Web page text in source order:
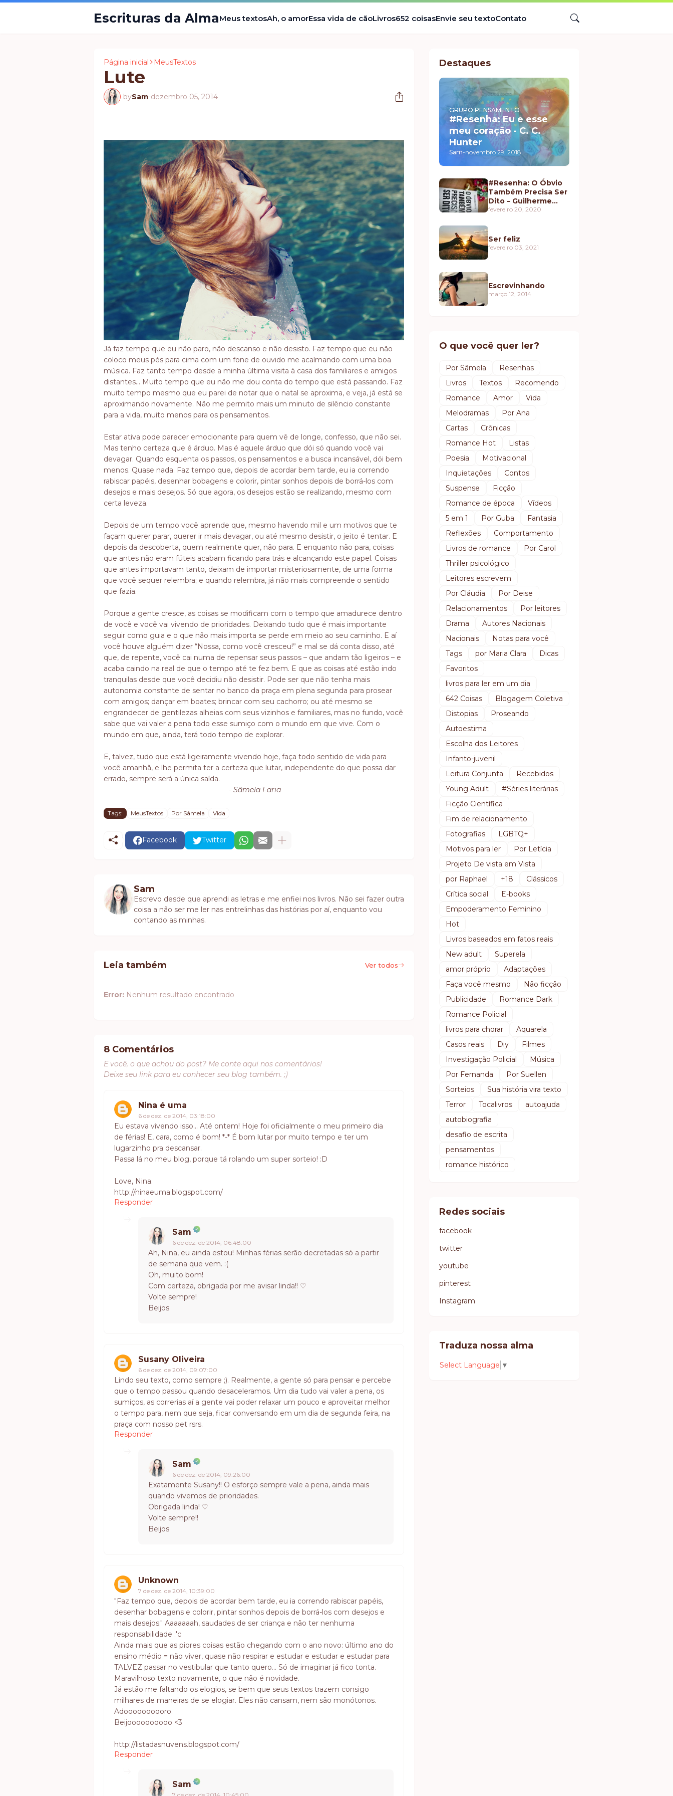
Escrituras da AlmaMeus textosAh, o amorEssa vida de cãoLivros652 coisasEnvie seu textoContato
Página inicial MeusTextos
Lute
bySam-dezembro 05, 2014
Já faz tempo que eu não paro, não descanso e não desisto. Faz tempo que eu não
coloco meus pés para cima com um fone de ouvido me acalmando com uma boa
música. Faz tanto tempo desde a minha última visita à casa dos familiares e amigos
distantes... Muito tempo que eu não me dou conta do tempo que está passando. Faz
muito tempo mesmo que eu parei de notar que o natal se aproxima, e veja, já está se
aproximando novamente. Não me permito mais um minuto de silêncio constante
para a vida, muito menos para os pensamentos.
Estar ativa pode parecer emocionante para quem vê de longe, confesso, que não sei.
Mas tenho certeza que é árduo. Mas é aquele árduo que dói só quando você vai
devagar. Quando esquenta os passos, os pensamentos e a busca incansável, dói bem
menos. Quase nada. Faz tempo que, depois de acordar bem tarde, eu ia correndo
rabiscar papéis, desenhar bobagens e colorir, pintar sonhos depois de borrá-los com
desejos e mais desejos. Só que agora, os desejos estão se realizando, mesmo com
certa leveza.
Depois de um tempo você aprende que, mesmo havendo mil e um motivos que te
façam querer parar, querer ir mais devagar, ou até mesmo desistir, o jeito é tentar. E
depois da descoberta, quem realmente quer, não para. E enquanto não para, coisas
que antes não eram fúteis acabam ficando para trás e alcançando este papel. Coisas
que antes importavam tanto, deixam de importar misteriosamente, de uma forma
que você sequer relembra; e quando relembra, já não mais compreende o sentido
que fazia.
Porque a gente cresce, as coisas se modificam com o tempo que amadurece dentro
de você e você vai vivendo de prioridades. Deixando tudo que é mais importante
seguir como guia e o que não mais importa se perde em meio ao seu caminho. E aí
você houve alguém dizer “Nossa, como você cresceu!” e mal se dá conta disso, até
que, de repente, você cai numa de repensar seus passos – que andam tão ligeiros – e
acaba caindo na real de que o tempo até te fez bem. E que as coisas até estão indo
tranquilas desde que você decidiu não desistir. Pode ser que não tenha mais
autonomia constante de sentar no banco da praça em plena segunda para prosear
com amigos; dançar em boates; brincar com seu cachorro; ou até mesmo se
engrandecer de gentilezas alheias com seus vizinhos e familiares, mas no fundo, você
sabe que vai valer a pena todo esse sumiço com o mundo em que vive. Com o
mundo em que, ainda, terá todo tempo de explorar.
E, talvez, tudo que está ligeiramente vivendo hoje, faça todo sentido de vida para
você amanhã, e lhe permita ter a certeza que lutar, independente do que possa dar
errado, sempre será a única saída.
- Sâmela Faria
Tags: MeusTextos Por Sâmela Vida
Facebook Twitter
Sam
Escrevo desde que aprendi as letras e me enfiei nos livros. Não sei fazer outra
coisa a não ser me ler nas entrelinhas das histórias por aí, enquanto vou
contando as minhas.
Leia também Ver todos
Error: Nenhum resultado encontrado
8 Comentários
E você, o que achou do post? Me conte aqui nos comentários!
Deixe seu link para eu conhecer seu blog também. ;)
Nina é uma
6 de dez. de 2014, 03:18:00
Eu estava vivendo isso... Até ontem! Hoje foi oficialmente o meu primeiro dia
de férias! E, cara, como é bom! *-* É bom lutar por muito tempo e ter um
lugarzinho pra descansar.
Passa lá no meu blog, porque tá rolando um super sorteio! :D
Love, Nina.
http://ninaeuma.blogspot.com/
Responder
Sam
6 de dez. de 2014, 06:48:00
Ah, Nina, eu ainda estou! Minhas férias serão decretadas só a partir
de semana que vem. :(
Oh, muito bom!
Com certeza, obrigada por me avisar linda!! ♡
Volte sempre!
Beijos
Susany Oliveira
6 de dez. de 2014, 09:07:00
Lindo seu texto, como sempre ;). Realmente, a gente só para pensar e percebe
que o tempo passou quando desaceleramos. Um dia tudo vai valer a pena, os
sumiços, as correrias aí a gente vai poder relaxar um pouco e aproveitar melhor
o tempo para, nem que seja, ficar conversando em um dia de segunda feira, na
praça com nosso pet rsrs.
Responder
Sam
6 de dez. de 2014, 09:26:00
Exatamente Susany!! O esforço sempre vale a pena, ainda mais
quando vivemos de prioridades.
Obrigada linda! ♡
Volte sempre!!
Beijos
Unknown
7 de dez. de 2014, 10:39:00
"Faz tempo que, depois de acordar bem tarde, eu ia correndo rabiscar papéis,
desenhar bobagens e colorir, pintar sonhos depois de borrá-los com desejos e
mais desejos." Aaaaaaah, saudades de ser criança e não ter nenhuma
responsabilidade :'c
Ainda mais que as piores coisas estão chegando com o ano novo: último ano do
ensino médio = não viver, quase não respirar e estudar e estudar e estudar para
TALVEZ passar no vestibular que tanto quero... Só de imaginar já fico tonta.
Maravilhoso texto novamente, o que não é novidade.
Já estão me faltando os elogios, se bem que seus textos trazem consigo
milhares de maneiras de se elogiar. Eles não cansam, nem são monótonos.
Adoooooooooro.
Beijoooooooooo <3
http://listadasnuvens.blogspot.com/
Responder
Sam
Destaques
GRUPO PENSAMENTO
#Resenha: Eu e esse
meu coração - C. C.
Hunter
Sam-novembro 29, 2018
#Resenha: O Óbvio
Também Precisa Ser
Dito – Guilherme
Pintto
fevereiro 20, 2020
Ser feliz
fevereiro 03, 2021
Escrevinhando
março 12, 2014
O que você quer ler?
Por Sâmela
Resenhas
Livros
Textos
Recomendo
Romance
Amor
Vida
Melodramas
Por Ana
Cartas
Crônicas
Romance Hot
Listas
Poesia
Motivacional
Inquietações
Contos
Suspense
Ficção
Romance de época
Vídeos
5 em 1
Por Guba
Fantasia
Reflexões
Comportamento
Livros de romance
Por Carol
Thriller psicológico
Leitores escrevem
Por Cláudia
Por Deise
Relacionamentos
Por leitores
Drama
Autores Nacionais
Nacionais
Notas para você
Tags
por Maria Clara
Dicas
Favoritos
livros para ler em um dia
642 Coisas
Blogagem Coletiva
Distopias
Proseando
Autoestima
Escolha dos Leitores
Infanto-juvenil
Leitura Conjunta
Recebidos
Young Adult
#Séries literárias
Ficção Científica
Fim de relacionamento
Fotografias
LGBTQ+
Motivos para ler
Por Letícia
Projeto De vista em Vista
por Raphael
+18
Clássicos
Crítica social
E-books
Empoderamento Feminino
Hot
Livros baseados em fatos reais
New adult
Superela
amor próprio
Adaptações
Faça você mesmo
Não ficção
Publicidade
Romance Dark
Romance Policial
livros para chorar
Aquarela
Casos reais
Diy
Filmes
Investigação Policial
Música
Por Fernanda
Por Suellen
Sorteios
Sua história vira texto
Terror
Tocalivros
autoajuda
autobiografia
desafio de escrita
pensamentos
romance histórico
Redes sociais
facebook
twitter
youtube
pinterest
Instagram
Traduza nossa alma
Select Language ▼